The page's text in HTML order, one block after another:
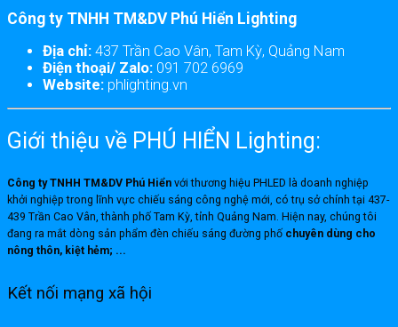
Công ty TNHH TM&DV Phú Hiển Lighting
Địa chỉ: 437 Trần Cao Vân, Tam Kỳ, Quảng Nam
Điện thoại/ Zalo: 091 702 6969
Website: phlighting.vn
Giới thiệu về PHÚ HIỂN Lighting:
Công ty TNHH TM&DV Phú Hiển với thương hiệu PHLED là doanh nghiệp
khởi nghiệp trong lĩnh vực chiếu sáng công nghệ mới, có trụ sở chính tại 437-
439 Trần Cao Vân, thành phố Tam Kỳ, tỉnh Quảng Nam. Hiện nay, chúng tôi
đang ra mắt dòng sản phẩm đèn chiếu sáng đường phố chuyên dùng cho
nông thôn, kiệt hẻm; ...
Kết nối mạng xã hội